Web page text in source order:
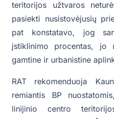
teritorijos užtvaros
pasiekti nusistovėjusių
pat konstatavo, jog
įstiklinimo procentas, jo
gamtine ir urbanistine
RAT rekomenduoja
remiantis BP
linijinio centro